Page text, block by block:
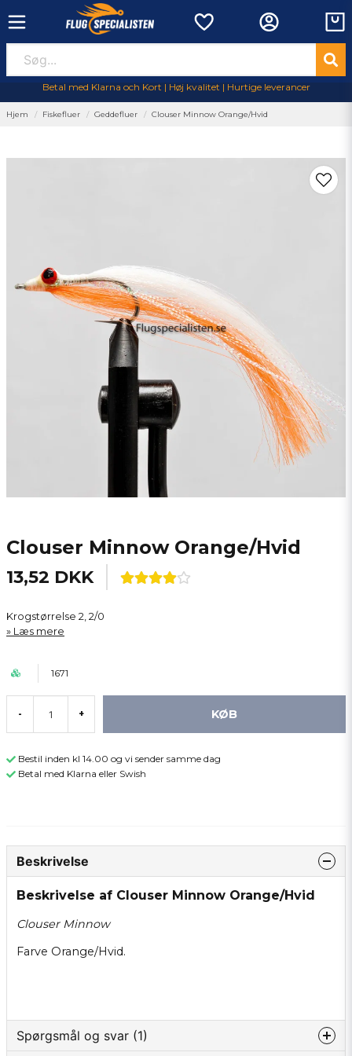
Betal med Klarna och Kort | Høj kvalitet | Hurtige leverancer
Hjem Fiskefluer Geddefluer Clouser Minnow Orange/Hvid
Clouser Minnow Orange/Hvid
13,52 DKK
Krogstørrelse 2, 2/0
Læs mere
1671
- + KØB
Bestil inden kl 14.00 og vi sender samme dag
Betal med Klarna eller Swish
Beskrivelse
Beskrivelse af Clouser Minnow Orange/Hvid
Clouser Minnow
Farve Orange/Hvid.
Spørgsmål og svar (1)